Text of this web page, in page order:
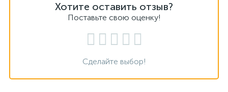
Хотите оставить отзыв?
Поставьте свою оценку!
Сделайте выбор!